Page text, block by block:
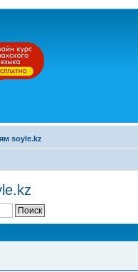
soyle.kz